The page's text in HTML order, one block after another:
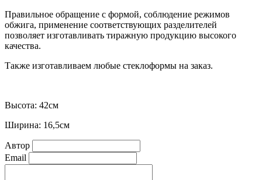
Правильное обращение с формой, соблюдение режимов
обжига, применение соответствующих разделителей
позволяет изготавливать тиражную продукцию высокого
качества.
Также изготавливаем любые стеклоформы на заказ.
Высота: 42см
Ширина: 16,5см
Автор
Email